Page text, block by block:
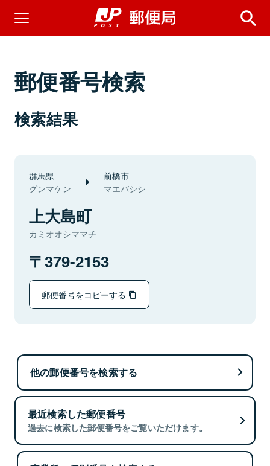
郵便番号検索
検索結果
群馬県
グンマケン
前橋市
マエバシシ
上大島町
カミオオシママチ
379-2153
郵便番号をコピーする
他の郵便番号を検索する
最近検索した郵便番号
過去に検索した郵便番号をご覧いただけます。